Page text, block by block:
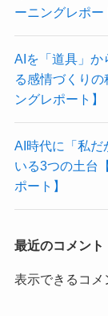
ーニングレポー
AIを「道具」か
る感情づくり
ングレポート】
AI時代に「私だ
いる3つの土台
ポート】
最近のコメント
表示できるコメ